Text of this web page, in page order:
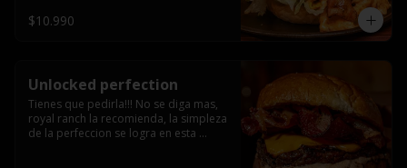
grill y los mas ricos jalapeños
jalapeños de todo texas.
$10.990
Unlocked perfection
Tienes que pedirla!!! No se diga mas,
royal ranch la recomienda, la simpleza
de la perfeccion se logra en esta